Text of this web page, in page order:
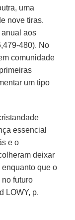
uma
nove tiras.
aos
480). No
comunidade
um tipo
essencial
e o
deixar
que o
futuro
LOWY, p.